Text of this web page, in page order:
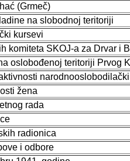
(Grmeč)
na slobodnoj teritoriji
kursevi
SKOJ-a za Drvar i
oslobođenoj teritoriji Prvog
žena
rada
radionica
i odbore